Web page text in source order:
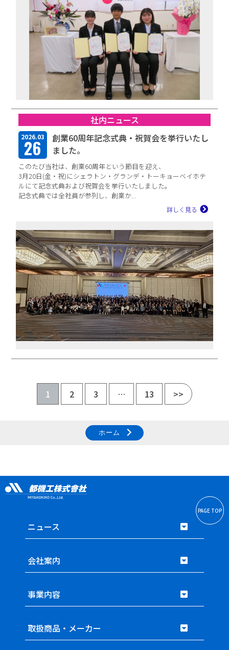
社内ニュース
2026.03
26
創業60周年記念式典・祝賀会を挙行いたし
ました。
このたび当社は、創業60周年という節目を迎え、
3月20日(金・祝)にシェラトン・グランデ・トーキョーベイホテ
ルにて記念式典および祝賀会を挙行いたしました。
記念式典では全社員が参列し、創業か...
詳しく見る
1 2 3 … 13 >>
ホーム
PAGE TOP
ニュース
会社案内
事業内容
取扱商品・メーカー